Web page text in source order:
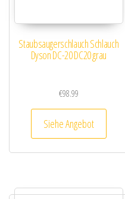
Staubsaugerschlauch Schlauch
Dyson DC-20 DC20 grau
€98.99
Siehe Angebot